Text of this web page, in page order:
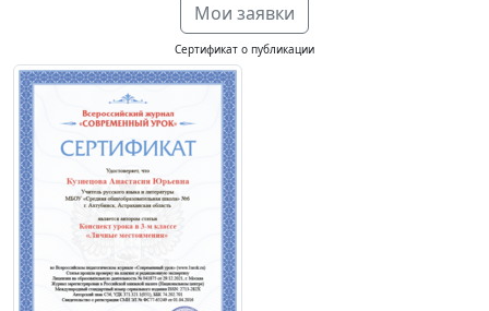
Мои заявки
Сертификат о публикации